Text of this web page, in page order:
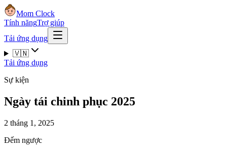
Mom Clock
Tính năngTrợ giúp
Tải ứng dụng
🇻🇳
Tải ứng dụng
Sự kiện
Ngày tái chinh phục 2025
2 tháng 1, 2025
Đếm ngược